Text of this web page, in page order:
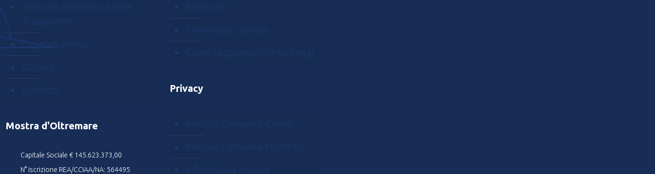
Archivio Amministrazione
Trasparente
Organigramma
Statuto
Contatti
Mostra d'Oltremare
Capitale Sociale € 145.623.373,00
N° iscrizione REA/CCIAA/NA: 564495
Brochure
Comunicati stampa
Come raggiungerci/Parcheggi
Privacy
Modulo Consenso Clienti
Modulo Consenso Fornitori
Informativa privacy